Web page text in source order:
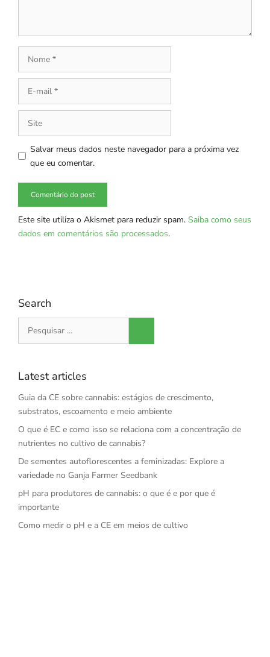
Salvar meus dados neste navegador para a próxima vez
que eu comentar.
Este site utiliza o Akismet para reduzir spam. Saiba como seus
dados em comentários são processados.
Search
Latest articles
Guia da CE sobre cannabis: estágios de crescimento,
substratos, escoamento e meio ambiente
O que é EC e como isso se relaciona com a concentração de
nutrientes no cultivo de cannabis?
De sementes autoflorescentes a feminizadas: Explore a
variedade no Ganja Farmer Seedbank
pH para produtores de cannabis: o que é e por que é
importante
Como medir o pH e a CE em meios de cultivo